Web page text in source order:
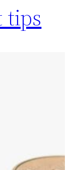
tips